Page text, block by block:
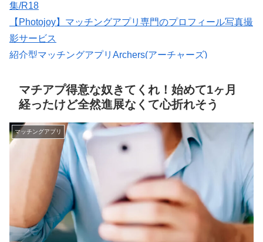
集/R18
【Photojoy】マッチングアプリ専門のプロフィール写真撮
影サービス
紹介型マッチングアプリArchers(アーチャーズ)
★イククル無料登録（18禁）
マチアプ得意な奴きてくれ！始めて1ヶ月
経ったけど全然進展なくて心折れそう
マッチングアプリ